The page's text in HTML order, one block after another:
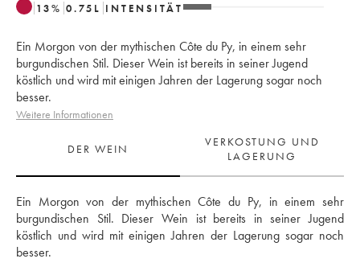
13% 0.75 L INTENSITÄT
Ein Morgon von der mythischen Côte du Py, in einem sehr
burgundischen Stil. Dieser Wein ist bereits in seiner Jugend
köstlich und wird mit einigen Jahren der Lagerung sogar noch
besser.
Weitere Informationen
DER WEIN
VERKOSTUNG UND
LAGERUNG
Ein Morgon von der mythischen Côte du Py, in einem sehr
burgundischen Stil. Dieser Wein ist bereits in seiner Jugend
köstlich und wird mit einigen Jahren der Lagerung sogar noch
besser.